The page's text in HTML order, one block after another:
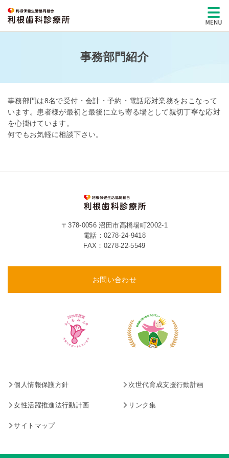
事務部門紹介
事務部門は8名で受付・会計・予約・電話応対業務をおこなって
います。患者様が最初と最後に立ち寄る場として親切丁寧な応対
を心掛けています。
何でもお気軽に相談下さい。
〒378-0056 沼田市高橋場町2002-1
電話： 0278-24-9418
FAX：0278-22-5549
お問い合わせ
個人情報保護方針 次世代育成支援行動計画
女性活躍推進法行動計画 リンク集
サイトマップ